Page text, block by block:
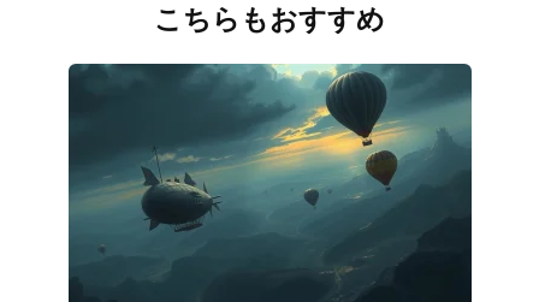
こちらもおすすめ